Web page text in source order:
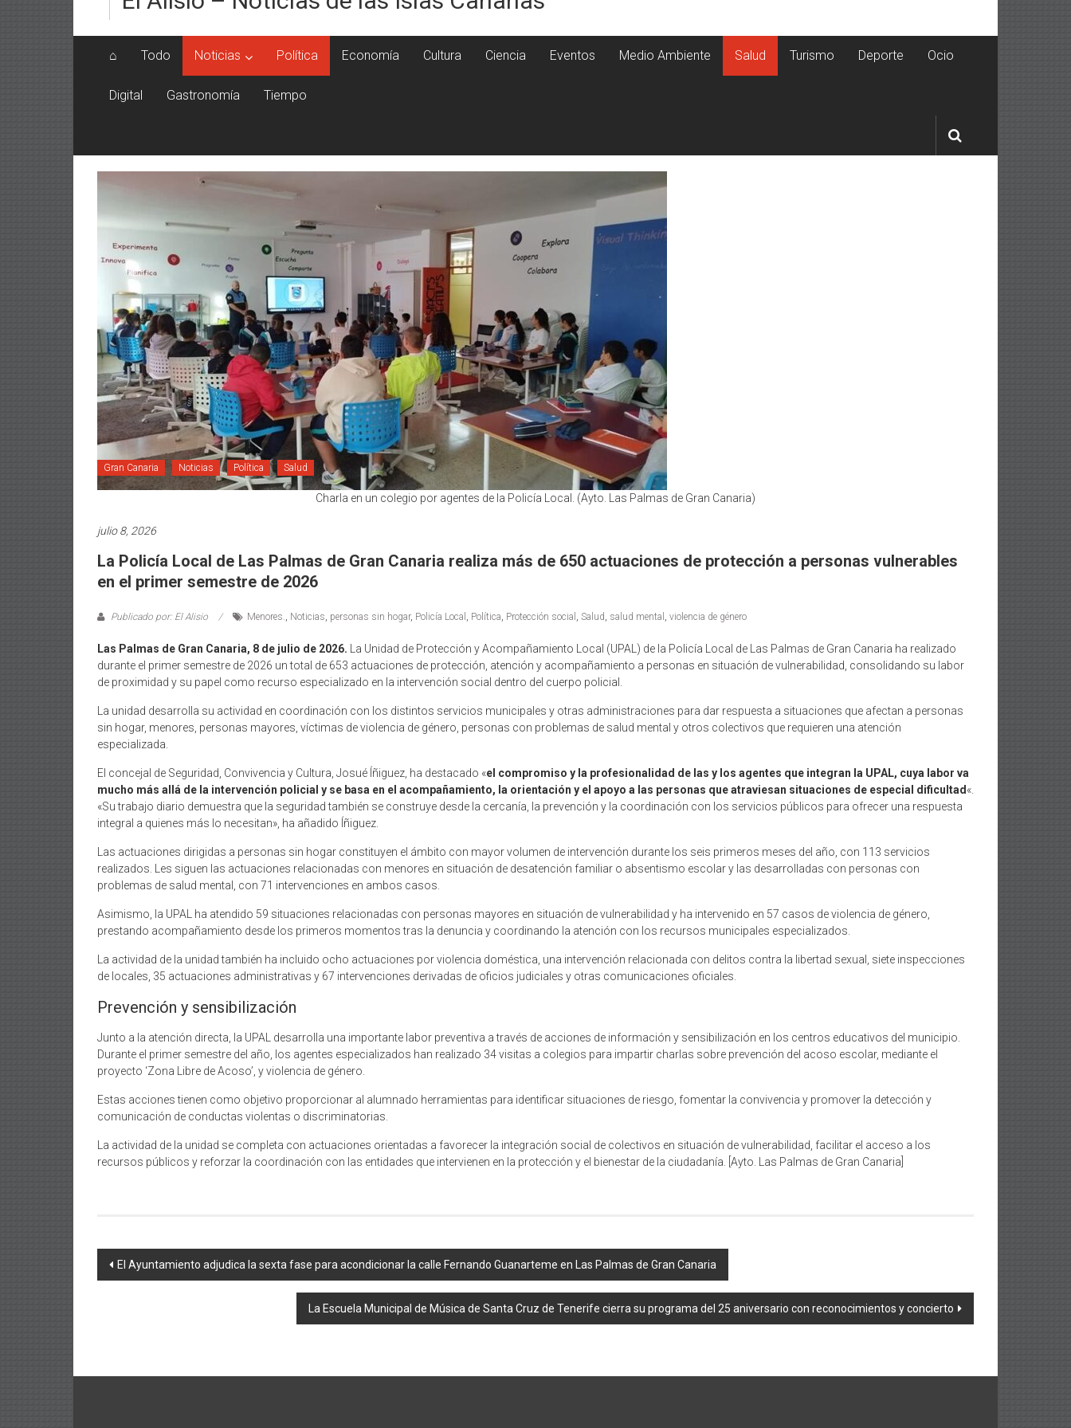
⌂ Todo Noticias Política Economía Cultura Ciencia Eventos Medio Ambiente Salud Turismo Deporte Ocio
Digital Gastronomía Tiempo
Gran Canaria Noticias Política Salud
Charla en un colegio por agentes de la Policía Local. (Ayto. Las Palmas de Gran Canaria)
julio 8, 2026
La Policía Local de Las Palmas de Gran Canaria realiza más de 650 actuaciones de protección a personas vulnerables
en el primer semestre de 2026
Publicado por: El Alisio Menores., Noticias, personas sin hogar, Policía Local , Política, Protección social , Salud, salud mental , violencia de género
Las Palmas de Gran Canaria, 8 de julio de 2026. La Unidad de Protección y Acompañamiento Local (UPAL) de la Policía Local de Las Palmas de Gran Canaria ha realizado
durante el primer semestre de 2026 un total de 653 actuaciones de protección, atención y acompañamiento a personas en situación de vulnerabilidad, consolidando su labor
de proximidad y su papel como recurso especializado en la intervención social dentro del cuerpo policial.
La unidad desarrolla su actividad en coordinación con los distintos servicios municipales y otras administraciones para dar respuesta a situaciones que afectan a personas
sin hogar, menores, personas mayores, víctimas de violencia de género, personas con problemas de salud mental y otros colectivos que requieren una atención
especializada.
El concejal de Seguridad, Convivencia y Cultura, Josué Íñiguez, ha destacado «el compromiso y la profesionalidad de las y los agentes que integran la UPAL, cuya labor va
mucho más allá de la intervención policial y se basa en el acompañamiento, la orientación y el apoyo a las personas que atraviesan situaciones de especial dificultad «.
«Su trabajo diario demuestra que la seguridad también se construye desde la cercanía, la prevención y la coordinación con los servicios públicos para ofrecer una respuesta
integral a quienes más lo necesitan», ha añadido Íñiguez.
Las actuaciones dirigidas a personas sin hogar constituyen el ámbito con mayor volumen de intervención durante los seis primeros meses del año, con 113 servicios
realizados. Les siguen las actuaciones relacionadas con menores en situación de desatención familiar o absentismo escolar y las desarrolladas con personas con
problemas de salud mental, con 71 intervenciones en ambos casos.
Asimismo, la UPAL ha atendido 59 situaciones relacionadas con personas mayores en situación de vulnerabilidad y ha intervenido en 57 casos de violencia de género,
prestando acompañamiento desde los primeros momentos tras la denuncia y coordinando la atención con los recursos municipales especializados.
La actividad de la unidad también ha incluido ocho actuaciones por violencia doméstica, una intervención relacionada con delitos contra la libertad sexual, siete inspecciones
de locales, 35 actuaciones administrativas y 67 intervenciones derivadas de oficios judiciales y otras comunicaciones oficiales.
Prevención y sensibilización
Junto a la atención directa, la UPAL desarrolla una importante labor preventiva a través de acciones de información y sensibilización en los centros educativos del municipio.
Durante el primer semestre del año, los agentes especializados han realizado 34 visitas a colegios para impartir charlas sobre prevención del acoso escolar, mediante el
proyecto ‘Zona Libre de Acoso’, y violencia de género.
Estas acciones tienen como objetivo proporcionar al alumnado herramientas para identificar situaciones de riesgo, fomentar la convivencia y promover la detección y
comunicación de conductas violentas o discriminatorias.
La actividad de la unidad se completa con actuaciones orientadas a favorecer la integración social de colectivos en situación de vulnerabilidad, facilitar el acceso a los
recursos públicos y reforzar la coordinación con las entidades que intervienen en la protección y el bienestar de la ciudadanía. [Ayto. Las Palmas de Gran Canaria]
Navegación
El Ayuntamiento adjudica la sexta fase para acondicionar la calle Fernando Guanarteme en Las Palmas de Gran Canaria
La Escuela Municipal de Música de Santa Cruz de Tenerife cierra su programa del 25 aniversario con reconocimientos y concierto